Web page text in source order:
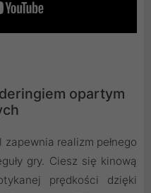
opartym
realizm pełnego
gry. Ciesz się kinową
prędkości dzięki